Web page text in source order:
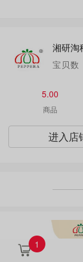
湘研淘
宝贝数
5.00
商品
进入店
1